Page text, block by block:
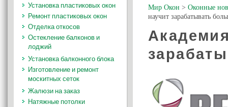
Мир Окон > Оконные
научит зарабатывать
Установка пластиковых окон
Ремонт пластиковых окон
Отделка откосов
Остекление балконов и
лоджий
Установка балконного блока
Изготовление и ремонт
москитных сеток
Жалюзи на заказ
Натяжные потолки